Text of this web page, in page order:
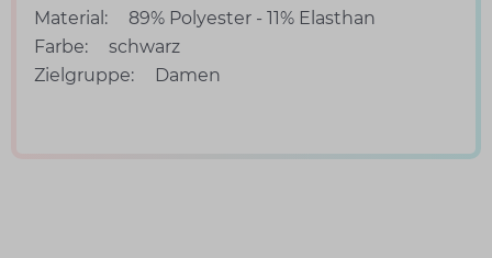
Material:
89% Polyester - 11% Elasthan
Farbe:
schwarz
Zielgruppe:
Damen